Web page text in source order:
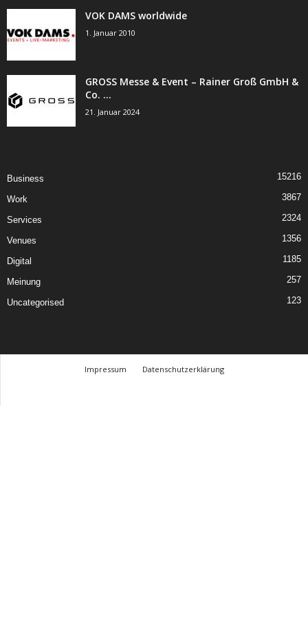
VOK DAMS worldwide
1. Januar 2010
GROSS Messe & Event – Rainer Groß GmbH &
Co. ...
21. Januar 2024
Business 15216
Work 3867
Services 2324
Venues 1356
Digital 1185
Meinung 257
Uncategorised 123
Impressum
Datenschutzerklärung